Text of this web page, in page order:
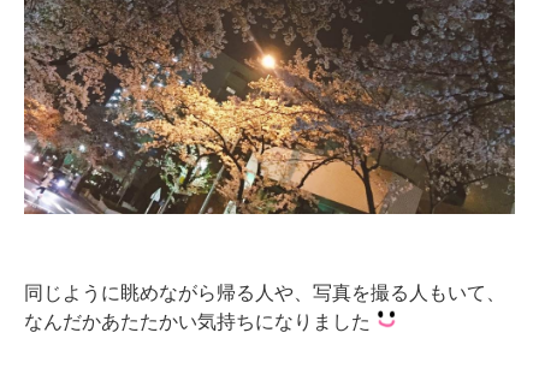
同じように眺めながら帰る人や、写真を撮る人もいて、
なんだかあたたかい気持ちになりました